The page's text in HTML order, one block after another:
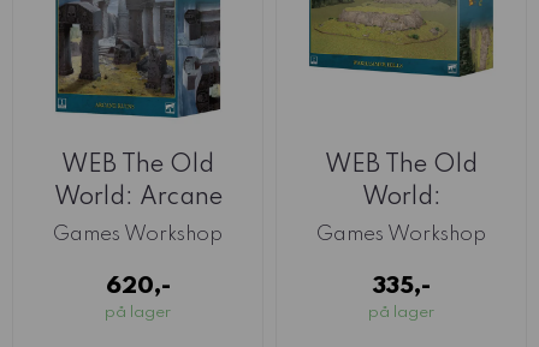
WEB The Old
World: Arcane
Ruins
Games Workshop
620,-
på lager
WEB The Old
World:
Warhammer Hills
Games Workshop
335,-
på lager